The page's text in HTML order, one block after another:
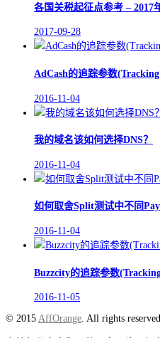
各国关税起征点参考 – 2017
2017-09-28
AdCash的追踪参数
2016-11-04
我的域名该如何选择DNS？
2016-11-04
如何取舍Split测试中不同
2016-11-04
Buzzcity的追踪参数
2016-11-05
© 2015 AffOrange. All rights